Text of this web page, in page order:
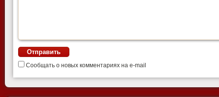
Сообщать о новых комментариях на e-mail